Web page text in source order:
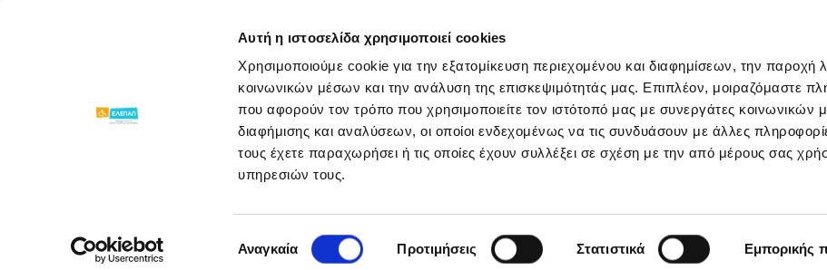
Αυτή η ιστοσελίδα χρησιμοποιεί cookies
Χρησιμοποιούμε cookie για την εξατομίκευση περιεχομένου και διαφημίσεων, την παροχή
κοινωνικών μέσων και την ανάλυση της επισκεψιμότητάς μας. Επιπλέον, μοιραζόμαστε
που αφορούν τον τρόπο που χρησιμοποιείτε τον ιστότοπό μας με συνεργάτες κοινωνικών
διαφήμισης και αναλύσεων, οι οποίοι ενδεχομένως να τις συνδυάσουν με άλλες
τους έχετε παραχωρήσει ή τις οποίες έχουν συλλέξει σε σχέση με την από μέρους σας
υπηρεσιών τους.
συγκατάθεσης
Αναγκαία Προτιμήσεις Στατιστικά Εμπορικής
ΓΝΩΡΙΣΕ ΜΑΣ ΠΡΟΓΡΑΜΜΑΤΑ ΣΤΗΡΙΞΕ ΜΑΣ
Νέα Παραρτημάτων / Γιορτή Αποφοίτησης των Γενναίων Βρεφών της ΕΛΕΠΑΠ
Γιορτή Αποφοίτησης
των Γενναίων Βρεφών
Τα Γενναία μας Βρεφάκια αποφοίτησαν!